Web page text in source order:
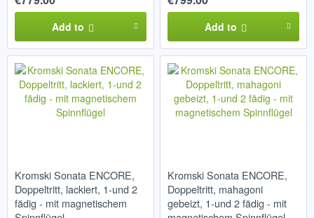
Add to Add to
Kromski Sonata ENCORE,
Doppeltritt, lackiert, 1-und 2
fädig - mit magnetischem
Kromski Sonata ENCORE,
Doppeltritt, mahagoni
gebeizt, 1-und 2 fädig - mit